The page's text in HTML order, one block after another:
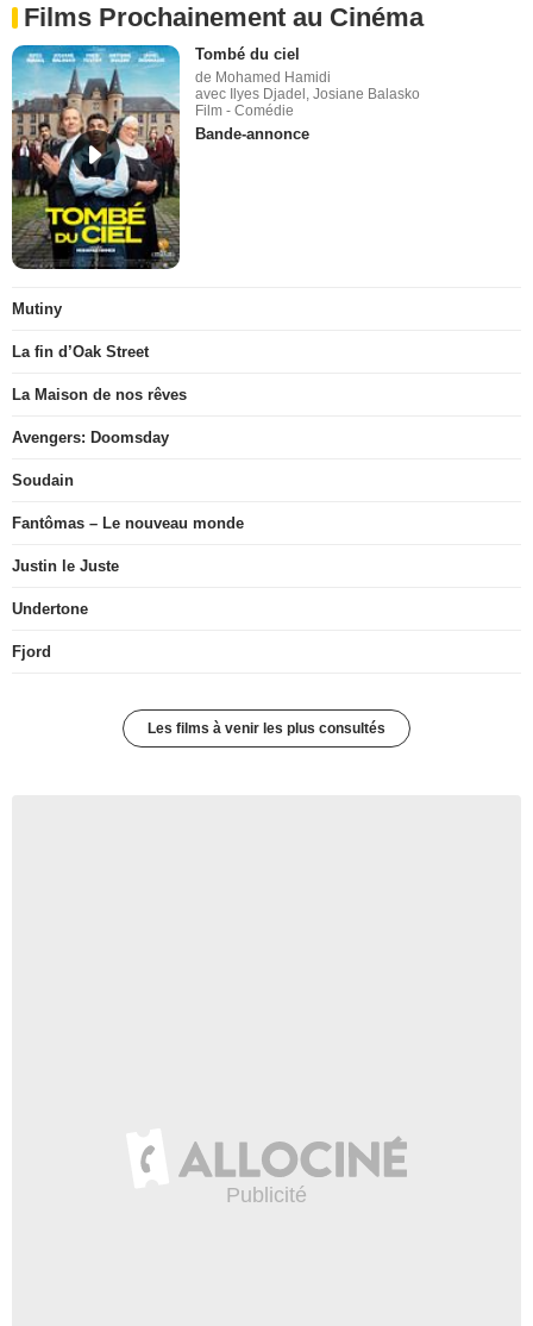
Films Prochainement au Cinéma
Tombé du ciel
de Mohamed Hamidi
avec Ilyes Djadel, Josiane Balasko
Film - Comédie
Bande-annonce
Mutiny
La fin d’Oak Street
La Maison de nos rêves
Avengers: Doomsday
Soudain
Fantômas – Le nouveau monde
Justin le Juste
Undertone
Fjord
Les films à venir les plus consultés